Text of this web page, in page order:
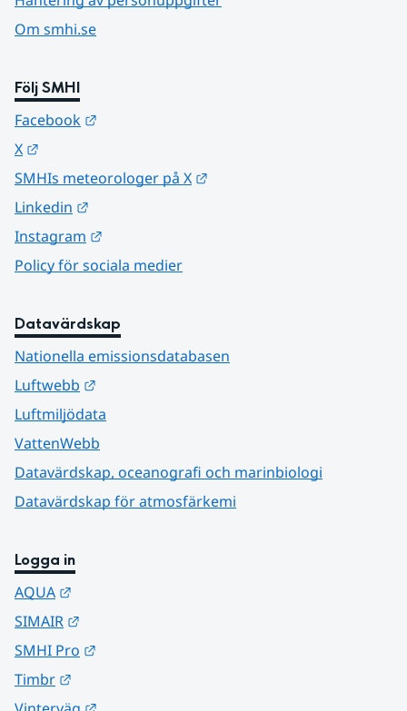
Om smhi.se
Följ SMHI
Facebook
X
SMHIs meteorologer på X
Linkedin
Instagram
Policy för sociala medier
Datavärdskap
Nationella emissionsdatabasen
Luftwebb
Luftmiljödata
VattenWebb
Datavärdskap, oceanografi och marinbiologi
Datavärdskap för atmosfärkemi
Logga in
AQUA
SIMAIR
SMHI Pro
Timbr